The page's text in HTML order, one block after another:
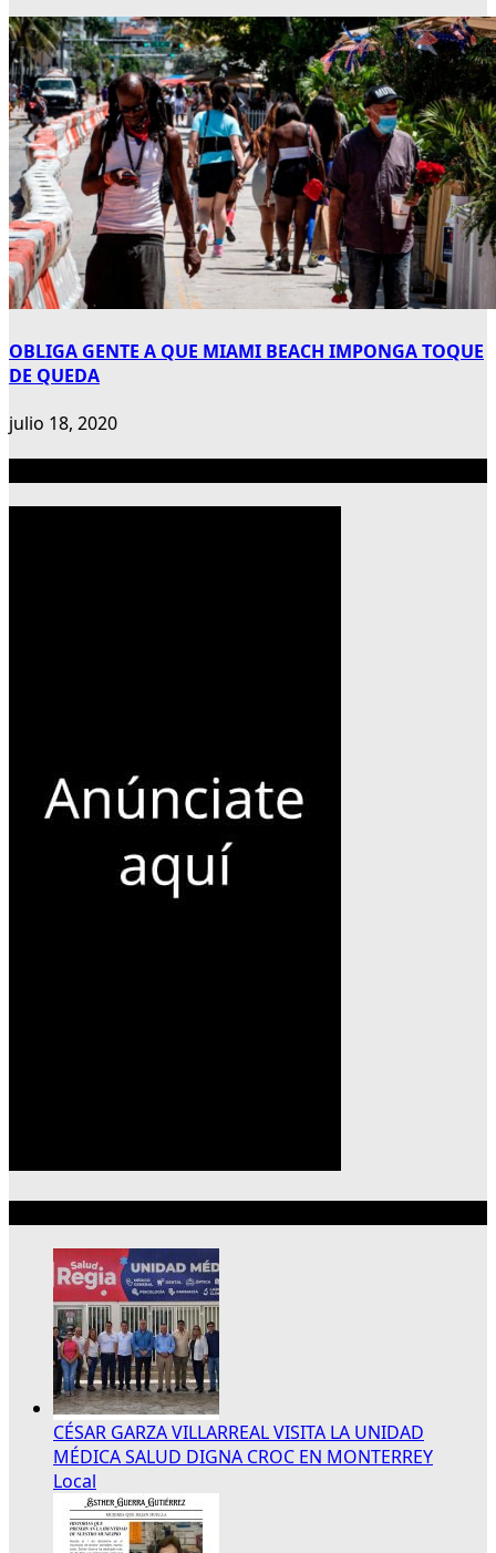
OBLIGA GENTE A QUE MIAMI BEACH IMPONGA TOQUE
DE QUEDA
julio 18, 2020
CÉSAR GARZA VILLARREAL VISITA LA UNIDAD
MÉDICA SALUD DIGNA CROC EN MONTERREY
Local